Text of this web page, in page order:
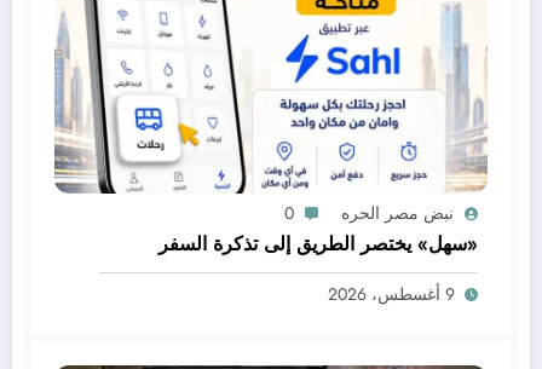
نبض مصر الحره 0
«سهل» يختصر الطريق إلى تذكرة السفر
9 أغسطس، 2026